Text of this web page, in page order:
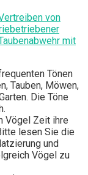
von
mit
Tönen
Tauben, Möwen,
Die Töne
Vögel Zeit ihre
lesen Sie die
und
Vögel zu